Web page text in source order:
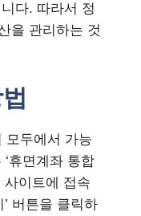
다. 따라서 정
을 관리하는 것
모두에서 가능
휴면계좌 통합
사이트에 접속
버튼을 클릭하